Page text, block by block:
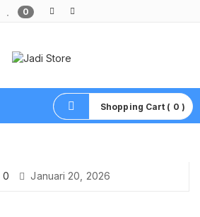
0
Shopping Cart ( 0 )
0 Januari 20, 2026